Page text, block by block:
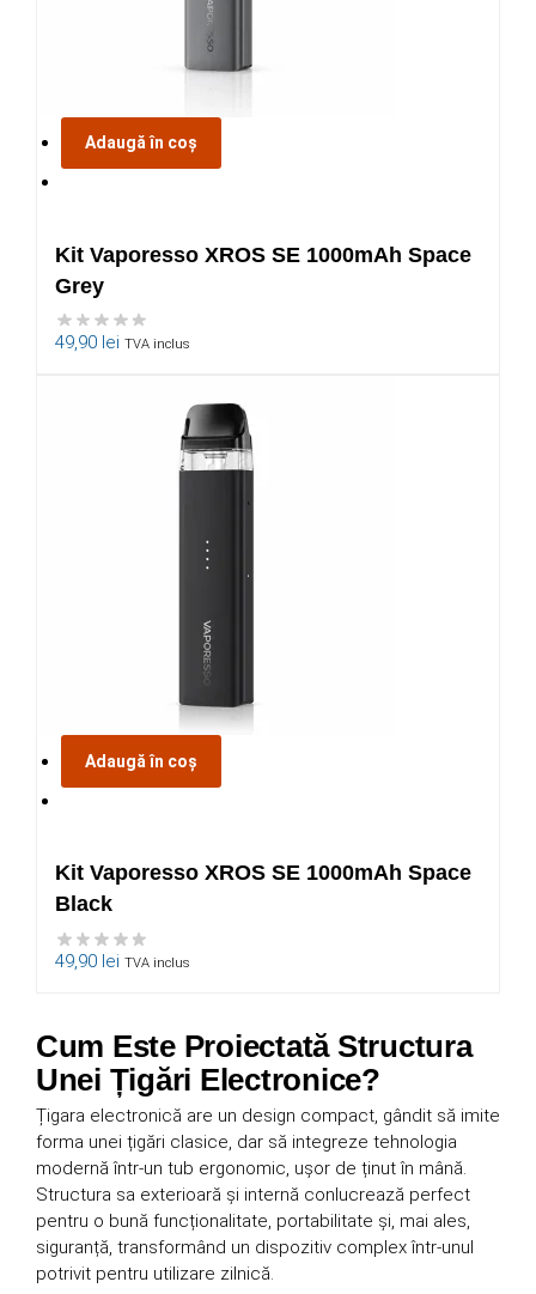
Adaugă în coș
Kit Vaporesso XROS SE 1000mAh Space
Grey
49,90 lei TVA inclus
Adaugă în coș
Kit Vaporesso XROS SE 1000mAh Space
Black
49,90 lei TVA inclus
Cum Este Proiectată Structura
Unei Țigări Electronice?
Țigara electronică are un design compact, gândit să imite
forma unei țigări clasice, dar să integreze tehnologia
modernă într-un tub ergonomic, ușor de ținut în mână.
Structura sa exterioară și internă conlucrează perfect
pentru o bună funcționalitate, portabilitate și, mai ales,
siguranță, transformând un dispozitiv complex într-unul
potrivit pentru utilizare zilnică.